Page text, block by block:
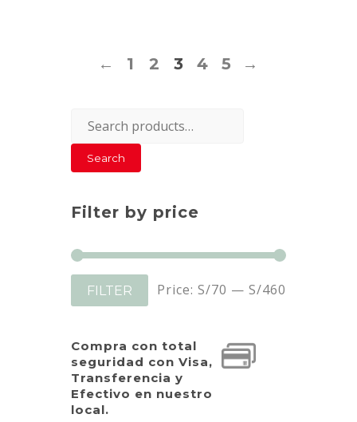
← 1 2 3 4 5 →
Search
for:
Search
Filter by price
FILTER Price: S/70 — S/460
Compra con total
seguridad con Visa,
Transferencia y
Efectivo en nuestro
local.